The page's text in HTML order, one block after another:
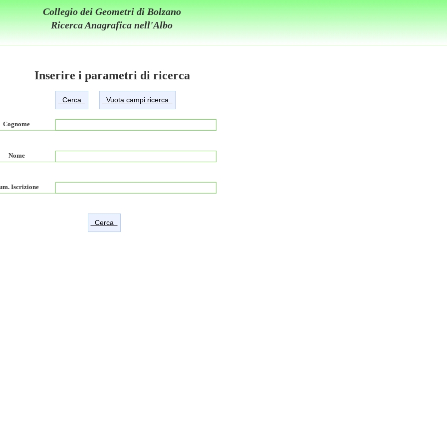
Collegio dei Geometri di Bolzano
Ricerca Anagrafica nell'Albo
Inserire i parametri di ricerca
Cognome
Nome
Iscrizione